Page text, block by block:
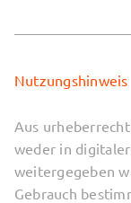
Nutzungshinweis
Aus
weder in
weitergegeben
Gebrauch